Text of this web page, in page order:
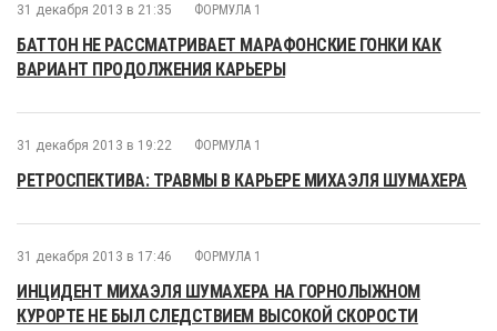
31 декабря 2013 в 21:35 ФОРМУЛА 1
БАТТОН НЕ РАССМАТРИВАЕТ МАРАФОНСКИЕ ГОНКИ КАК
ВАРИАНТ ПРОДОЛЖЕНИЯ КАРЬЕРЫ
31 декабря 2013 в 19:22 ФОРМУЛА 1
РЕТРОСПЕКТИВА: ТРАВМЫ В КАРЬЕРЕ МИХАЭЛЯ ШУМАХЕРА
31 декабря 2013 в 17:46 ФОРМУЛА 1
ИНЦИДЕНТ МИХАЭЛЯ ШУМАХЕРА НА ГОРНОЛЫЖНОМ
КУРОРТЕ НЕ БЫЛ СЛЕДСТВИЕМ ВЫСОКОЙ СКОРОСТИ